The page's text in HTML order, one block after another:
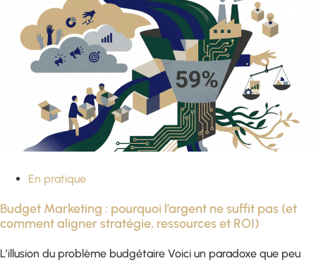
En pratique
Budget Marketing : pourquoi l’argent ne suffit pas (et
comment aligner stratégie, ressources et ROI)
L’illusion du problème budgétaire Voici un paradoxe que peu